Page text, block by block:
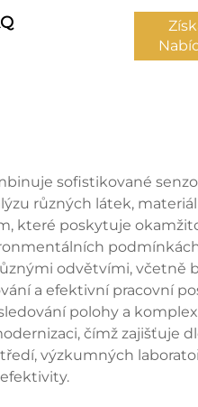
sofistikované
různých látek,
které poskytuje
odvětvími, včetně
a efektivní pracovní
polohy a
čímž zajišťuje
výzkumných